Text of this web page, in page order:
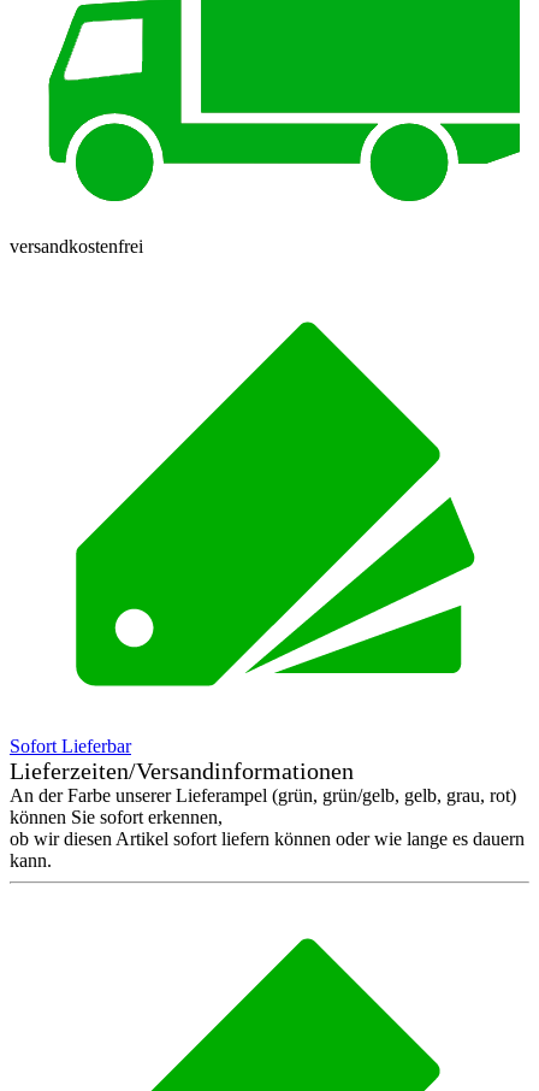
versandkostenfrei
Sofort Lieferbar
Lieferzeiten/Versandinformationen
An der Farbe unserer Lieferampel (grün, grün/gelb, gelb, grau, rot)
können Sie sofort erkennen,
ob wir diesen Artikel sofort liefern können oder wie lange es dauern
kann.